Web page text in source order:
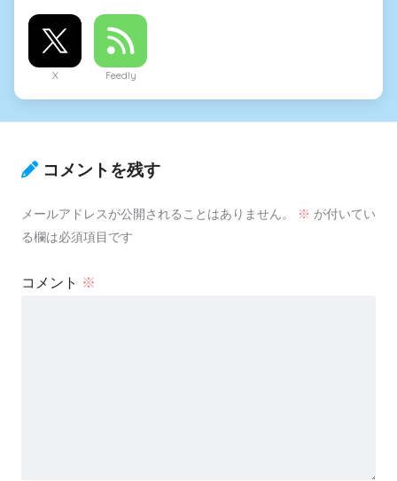
X Feedly
コメントを残す
メールアドレスが公開されることはありません。 ※ が付いてい
る欄は必須項目です
コメント ※